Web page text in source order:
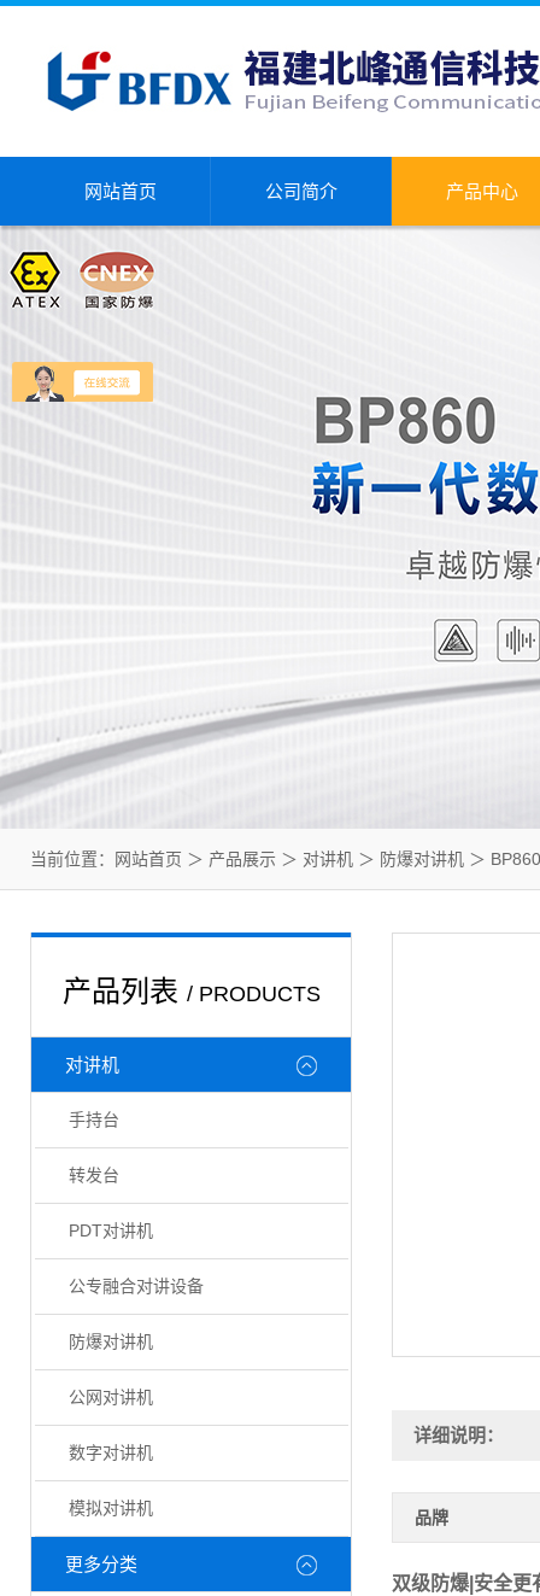
网站首页 公司简介 产品中心
当前位置： 网站首页 ＞ 产品展示 ＞ 对讲机 ＞ 防爆对讲机 ＞
产品列表 / PRODUCTS
对讲机
手持台
转发台
PDT对讲机
公专融合对讲设备
防爆对讲机
公网对讲机
数字对讲机
模拟对讲机
更多分类
详细说明：
品牌
双级防爆|安全更